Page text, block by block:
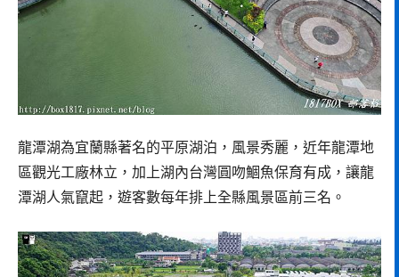
龍潭湖為宜蘭縣著名的平原湖泊，風景秀麗，近年龍潭地
區觀光工廠林立，加上湖內台灣圓吻鯝魚保育有成，讓龍
潭湖人氣竄起，遊客數每年排上全縣風景區前三名。